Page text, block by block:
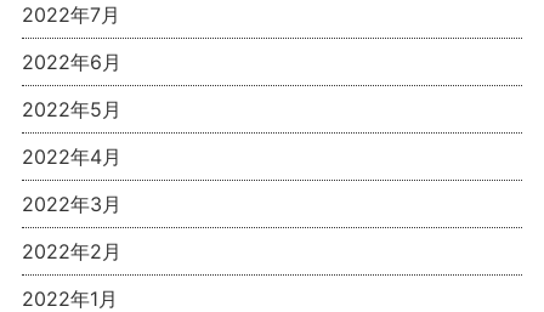
2022年7月
2022年6月
2022年5月
2022年4月
2022年3月
2022年2月
2022年1月